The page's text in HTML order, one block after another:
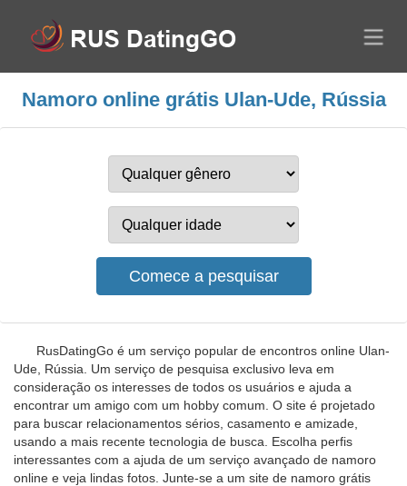
Namoro online grátis Ulan-Ude, Rússia
RusDatingGo é um serviço popular de encontros online Ulan-
Ude, Rússia. Um serviço de pesquisa exclusivo leva em
consideração os interesses de todos os usuários e ajuda a
encontrar um amigo com um hobby comum. O site é projetado
para buscar relacionamentos sérios, casamento e amizade,
usando a mais recente tecnologia de busca. Escolha perfis
interessantes com a ajuda de um serviço avançado de namoro
online e veja lindas fotos. Junte-se a um site de namoro grátis